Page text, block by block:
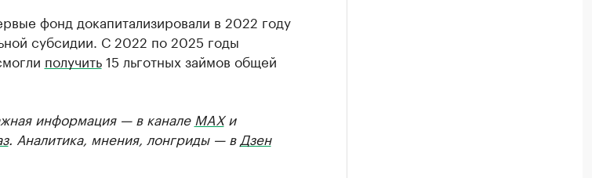
фонд докапитализировали в 2022 году
субсидии. С 2022 по 2025 годы
получить15 льготных займов общей
информация — в канале MAXи
. Аналитика, мнения, лонгриды — в Дзен